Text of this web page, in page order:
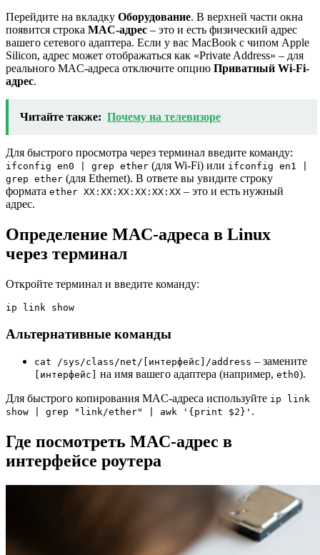
Перейдите на вкладку Оборудование. В верхней части окна
появится строка MAC-адрес – это и есть физический адрес
вашего сетевого адаптера. Если у вас MacBook с чипом Apple
Silicon, адрес может отображаться как «Private Address» – для
реального MAC-адреса отключите опцию Приватный Wi-Fi-
адрес.
Читайте также: Почему на телевизоре
Для быстрого просмотра через терминал введите команду:
ifconfig en0 | grep ether (для Wi-Fi) или ifconfig en1 |
grep ether (для Ethernet). В ответе вы увидите строку
формата ether XX:XX:XX:XX:XX:XX – это и есть нужный
адрес.
Определение MAC-адреса в Linux
через терминал
Откройте терминал и введите команду:
ip link show
Альтернативные команды
cat /sys/class/net/[интерфейс]/address – замените
[интерфейс] на имя вашего адаптера (например, eth0).
Для быстрого копирования MAC-адреса используйте ip link
show | grep "link/ether" | awk '{print $2}' .
Где посмотреть MAC-адрес в
интерфейсе роутера